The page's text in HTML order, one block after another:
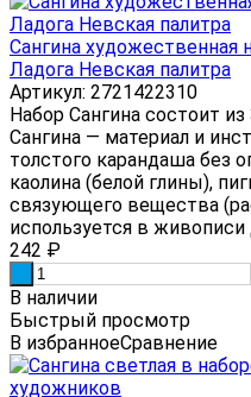
Сангина художественная
Ладога Невская палитра
Артикул: 2721422310
Набор Сангина состоит
Сангина — материал и
толстого карандаша без
каолина (белой глины),
связующего вещества
используется в живописи
242 ₽
В наличии
Быстрый просмотр
В избранноеСравнение